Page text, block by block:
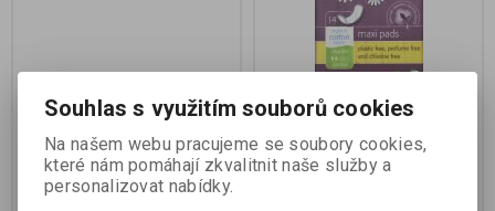
Vložky Moderate flow
10ks
Vložky maxi regular 14ks
Souhlas s využitím souborů cookies
Na našem webu pracujeme se soubory cookies,
které nám pomáhají zkvalitnit naše služby a
personalizovat nabídky.